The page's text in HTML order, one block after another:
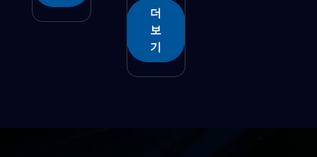
더
보
기